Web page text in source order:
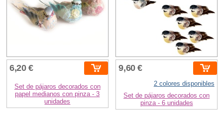
6,20 €
Set de pájaros decorados con
papel medianos con pinza - 3
unidades
9,60 €
2 colores disponibles
Set de pájaros decorados con
pinza - 6 unidades